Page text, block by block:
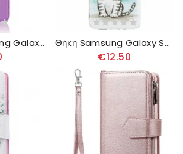
Κάλυμμα Samsung Galaxy S20 Plus / S20 Plus 5G Κλασικό Ψεύτικο Δέρμα Λίτσι Θήκη Samsung Galaxy S20 Plus / S20 Plus 5G Φθορίζουσα Γάτα
€12.50